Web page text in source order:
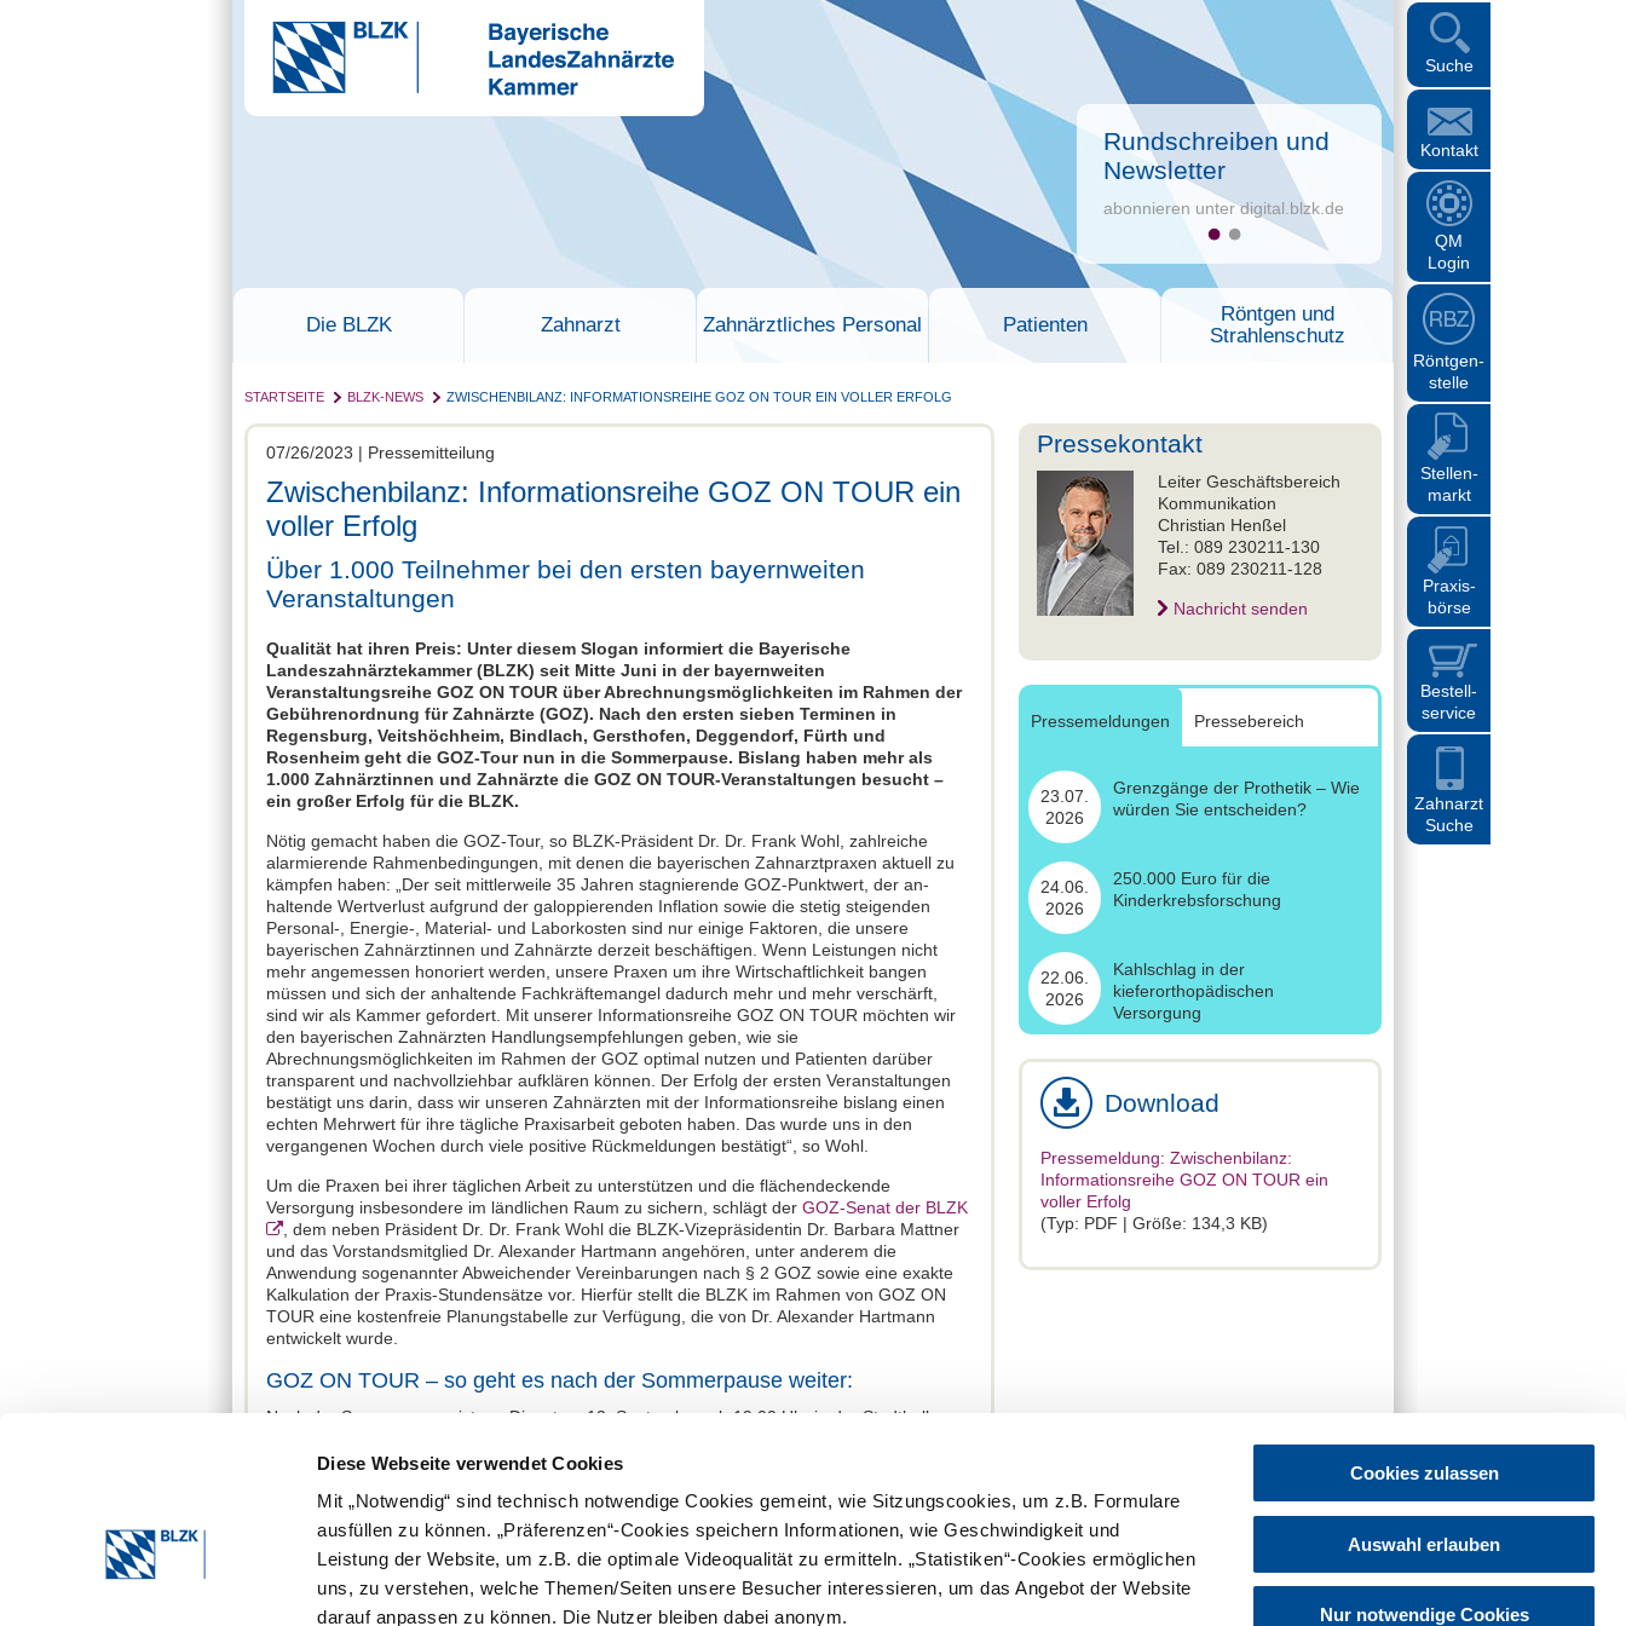
Diese Webseite verwendet Cookies
Mit „Notwendig“ sind technisch notwendige Cookies gemeint, wie Sitzungscookies, um z.B. Formulare
ausfüllen zu können. „Präferenzen“-Cookies speichern Informationen, wie Geschwindigkeit und
Leistung der Website, um z.B. die optimale Videoqualität zu ermitteln. „Statistiken“-Cookies ermöglichen
uns, zu verstehen, welche Themen/Seiten unsere Besucher interessieren, um das Angebot der Website
darauf anpassen zu können. Die Nutzer bleiben dabei anonym.
Cookies zulassen
Auswahl erlauben
Nur notwendige Cookies
Suche
Kontakt
QM
Login
Röntgen-
stelle
Stellen-
markt
Praxis-
börse
Bestell-
service
Zahnarzt
Suche
Rundschreiben und
Newsletter
abonnieren unter digital.blzk.de
Die BLZK Zahnarzt Zahnärztliches Personal Patienten
Röntgen und
Strahlenschutz
STARTSEITE BLZK-NEWS ZWISCHENBILANZ: INFORMATIONSREIHE GOZ ON TOUR EIN VOLLER ERFOLG
07/26/2023 | Pressemitteilung
Zwischenbilanz: Informationsreihe GOZ ON TOUR ein
voller Erfolg
Über 1.000 Teilnehmer bei den ersten bayernweiten
Veranstaltungen
Qualität hat ihren Preis: Unter diesem Slogan informiert die Bayerische
Landeszahnärztekammer (BLZK) seit Mitte Juni in der bayernweiten
Veranstaltungsreihe GOZ ON TOUR über Abrechnungsmöglichkeiten im Rahmen der
Gebührenordnung für Zahnärzte (GOZ). Nach den ersten sieben Terminen in
Regensburg, Veitshöchheim, Bindlach, Gersthofen, Deggendorf, Fürth und
Rosenheim geht die GOZ-Tour nun in die Sommerpause. Bislang haben mehr als
1.000 Zahnärztinnen und Zahnärzte die GOZ ON TOUR-Veranstaltungen besucht –
ein großer Erfolg für die BLZK.
Nötig gemacht haben die GOZ-Tour, so BLZK-Präsident Dr. Dr. Frank Wohl, zahlreiche
alarmierende Rahmenbedingungen, mit denen die bayerischen Zahnarztpraxen aktuell zu
kämpfen haben: „Der seit mittlerweile 35 Jahren stagnierende GOZ-Punktwert, der an­
haltende Wertverlust aufgrund der ga­loppierenden Inflation sowie die stetig stei­genden
Personal-, Energie-, Material- und Laborkosten sind nur einige Faktoren, die unsere
bayerischen Zahnärztinnen und Zahnärzte derzeit beschäftigen. Wenn Leistungen nicht
mehr angemessen honoriert werden, unsere Praxen um ihre Wirtschaftlichkeit bangen
müssen und sich der anhaltende Fachkräftemangel dadurch mehr und mehr verschärft,
sind wir als Kammer gefordert. Mit unserer Informationsreihe GOZ ON TOUR möchten wir
den bayerischen Zahnärzten Handlungsempfehlungen geben, wie sie
Abrechnungsmöglichkeiten im Rah­men der GOZ optimal nutzen und Patienten darüber
transparent und nachvoll­ziehbar aufklären können. Der Erfolg der ersten Veranstaltungen
bestätigt uns darin, dass wir unseren Zahnärzten mit der Informationsreihe bislang einen
echten Mehrwert für ihre tägliche Praxisarbeit geboten haben. Das wurde uns in den
vergangenen Wochen durch viele positive Rückmeldungen bestätigt“, so Wohl.
Um die Praxen bei ihrer täglichen Arbeit zu unterstützen und die flächendeckende
Versorgung insbesondere im ländlichen Raum zu sichern, schlägt der GOZ-Senat der BLZK
, dem neben Präsident Dr. Dr. Frank Wohl die BLZK-Vizepräsidentin Dr. Barbara Mattner
und das Vorstandsmitglied Dr. Alexander Hartmann angehören, unter anderem die
Anwendung soge­nannter Abweichender Vereinbarungen nach § 2 GOZ sowie eine exakte
Kalkulation der Praxis-Stundensätze vor. Hierfür stellt die BLZK im Rahmen von GOZ ON
TOUR eine kostenfreie Planungstabelle zur Verfügung, die von Dr. Alexander Hartmann
entwickelt wurde.
GOZ ON TOUR – so geht es nach der Sommerpause weiter:
Nach der Sommerpause ist am Dienstag, 12. September, ab 19.00 Uhr in der Stadthalle
Seminargebühr beträgt 35 Euro pro Person. Für die Veranstaltung gibt es drei
Die BLZK wird die bayerischen Zahnarztpraxen per Post mit einem Info-Package mit allen
relevanten Informationen beliefern. Mehr Informationen zur GOZ-Tour gibt es unter
www.blzk.de/goz
Pressekontakt
Leiter Geschäftsbereich
Kommunikation
Christian Henßel
Tel.: 089 230211-130
Fax: 089 230211-128
Nachricht senden
Pressemeldungen Pressebereich
23.07.
2026
Grenzgänge der Prothetik – Wie
würden Sie entscheiden?
24.06.
2026
250.000 Euro für die
Kinderkrebsforschung
22.06.
2026
Kahlschlag in der
kieferorthopädischen
Versorgung
Download
Pressemeldung: Zwischenbilanz:
Informationsreihe GOZ ON TOUR ein
voller Erfolg
(Typ: PDF | Größe: 134,3 KB)